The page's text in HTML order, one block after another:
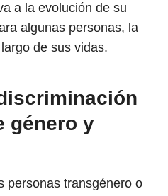
a la evolución de su
algunas personas, la
de sus vidas.
género y
personas transgénero o